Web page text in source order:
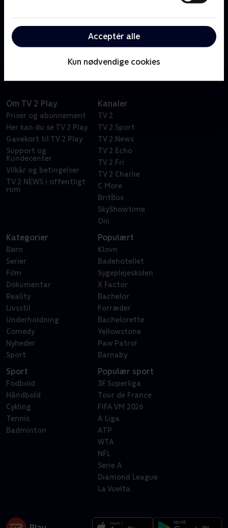
Acceptér alle
Kun nødvendige cookies
modige singler mødes for første gang til en
blinddate, hvor du er fluen på væggen. Opstår der
Om TV 2 Play
Priser og abonnement
Her kan du se TV 2 Play
Gavekort til TV 2 Play
Support og
Kundecenter
Vilkår og betingelser
TV 2 NEWS i offentligt
rum
Kanaler
TV 2
TV 2 Sport
TV 2 News
TV 2 Echo
TV 2 Fri
TV 2 Charlie
C More
BritBox
SkyShowtime
Oiii
Kategorier
Børn
Serier
Film
Dokumentar
Reality
Livsstil
Underholdning
Comedy
Nyheder
Sport
Populært
Klovn
Badehotellet
Sygeplejeskolen
X Factor
Bachelor
Forræder
Bachelorette
Yellowstone
Paw Patrol
Barnaby
Sport
Fodbold
Håndbold
Cykling
Tennis
Badminton
Populær sport
3F Superliga
Tour de France
FIFA VM 2026
A Liga
ATP
WTA
NFL
Serie A
Diamond League
La Vuelta